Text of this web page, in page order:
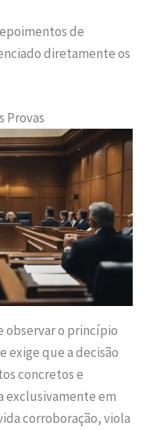
de
diretamente os
Provas
observar o princípio
exige que a decisão
concretos e
exclusivamente em
corroboração, viola